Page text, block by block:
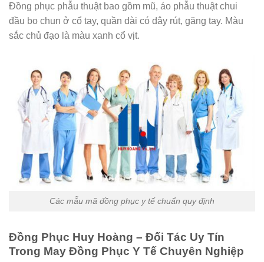
Đồng phục phẫu thuật bao gồm mũ, áo phẫu thuật chui
đầu bo chun ở cổ tay, quần dài có dây rút, găng tay. Màu
sắc chủ đạo là màu xanh cổ vịt.
Các mẫu mã đồng phục y tế chuẩn quy định
Đồng Phục Huy Hoàng – Đối Tác Uy Tín
Trong May Đồng Phục Y Tế Chuyên Nghiệp